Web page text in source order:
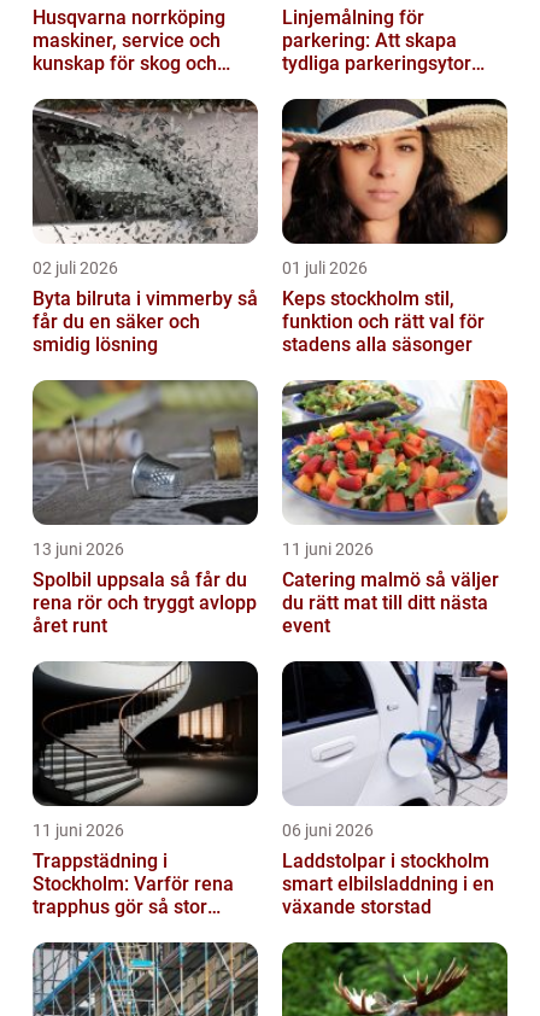
Husqvarna norrköping
maskiner, service och
kunskap för skog och
Linjemålning för
parkering: Att skapa
tydliga parkeringsytor
parkeringslinjer
02 juli 2026
Byta bilruta i vimmerby så
får du en säker och
smidig lösning
01 juli 2026
Keps stockholm stil,
funktion och rätt val för
stadens alla säsonger
13 juni 2026
Spolbil uppsala så får du
rena rör och tryggt avlopp
året runt
11 juni 2026
Catering malmö så väljer
du rätt mat till ditt nästa
event
11 juni 2026
Trappstädning i
Stockholm: Varför rena
trapphus gör så stor
06 juni 2026
Laddstolpar i stockholm
smart elbilsladdning i en
växande storstad